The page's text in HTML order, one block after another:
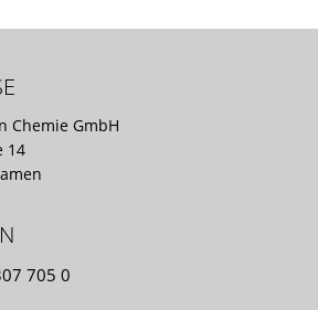
Chemie GmbH
14
705 0